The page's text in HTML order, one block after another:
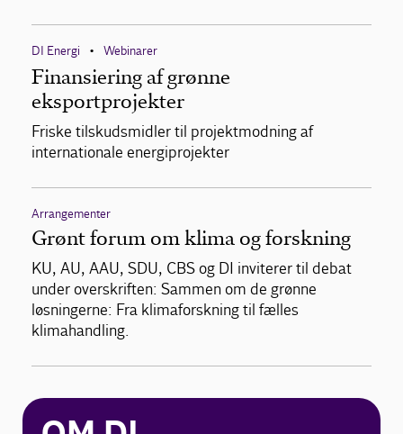
DI Energi • Webinarer
Finansiering af grønne
eksportprojekter
Friske tilskudsmidler til projektmodning af
internationale energiprojekter
Arrangementer
Grønt forum om klima og forskning
KU, AU, AAU, SDU, CBS og DI inviterer til debat
under overskriften: Sammen om de grønne
løsningerne: Fra klimaforskning til fælles
klimahandling.